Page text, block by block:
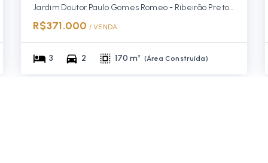
Jardim Doutor Paulo Gomes Romeo - Ribeirão Preto/SP
R$371.000 / VENDA
3 2 170 m² (Área Construída)